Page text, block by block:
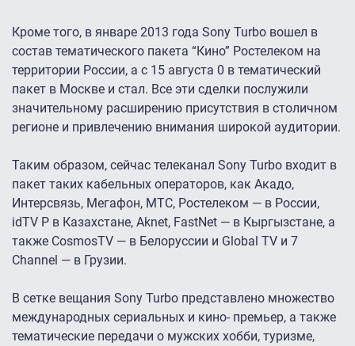
Кроме того, в январе 2013 года Sony Turbo вошел в
состав тематического пакета “Кино” Ростелеком на
территории России, а с 15 августа 0 в тематический
пакет в Москве и стал. Все эти сделки послужили
значительному расширению присутствия в столичном
регионе и привлечению внимания широкой аудитории.
Таким образом, сейчас телеканал Sony Turbo входит в
пакет таких кабельных операторов, как Акадо,
Интерсвязь, Мегафон, МТС, Ростелеком — в России,
idTV Р в Казахстане, Aknet, FastNet — в Кыргызстане, а
также CosmosTV — в Белоруссии и Global TV и 7
Channel — в Грузии.
В сетке вещания Sony Turbo представлено множество
международных сериальных и кино- премьер, а также
тематические передачи о мужских хобби, туризме,